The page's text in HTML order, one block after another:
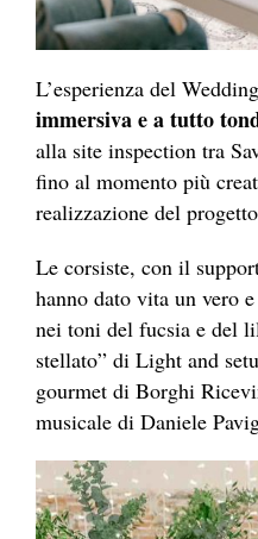
L’esperienza del
immersiva e a tutto
alla site inspection tra
fino al momento più
realizzazione del
Le corsiste, con il
hanno dato vita un vero
nei toni del fucsia e del
stellato” di Light and
gourmet di Borghi
musicale di Daniele